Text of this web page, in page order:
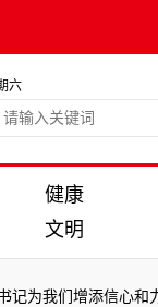
六
健康
文明
我们增添信心和力量